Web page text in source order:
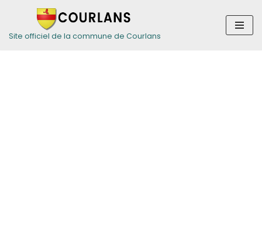
Aller
Site officiel de la commune de Courlans